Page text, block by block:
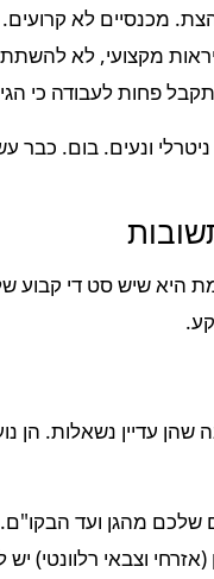
מכנסיים לא קרועים.
מקצועי, לא
פחות לעבודה כי
ונעים. בום. כבר
היא שיש סט די קבוע
עדיין נשאלות. הן
שלכם מהגן ועד
וצבאי רלוונטי)